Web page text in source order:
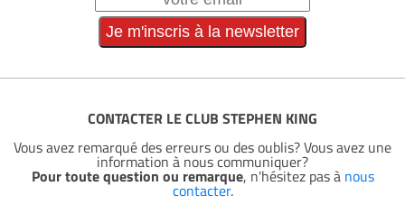
CONTACTER LE CLUB STEPHEN KING
Vous avez remarqué des erreurs ou des oublis? Vous avez une
information à nous communiquer?
Pour toute question ou remarque, n'hésitez pas à nous
contacter.